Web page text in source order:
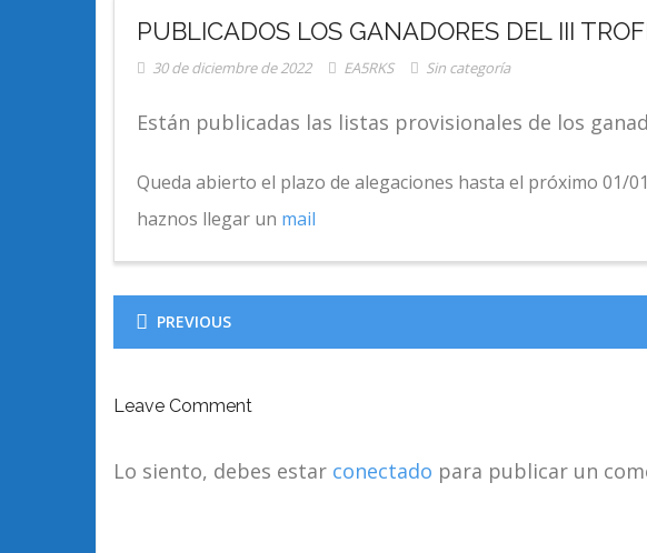
PUBLICADOS LOS GANADORES DEL III
30 de diciembre de 2022 EA5RKS Sin categoría
Están publicadas las listas provisionales de los
Queda abierto el plazo de alegaciones hasta el próximo 01/
haznos llegar un mail
PREVIOUS
Leave Comment
Lo siento, debes estar conectado para publicar un